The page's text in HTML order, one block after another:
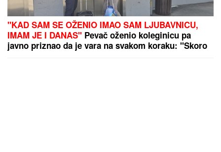
"KAD SAM SE OŽENIO IMAO SAM LJUBAVNICU,
IMAM JE I DANAS" Pevač oženio koleginicu pa
javno priznao da je vara na svakom koraku: "Skoro